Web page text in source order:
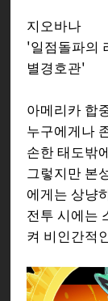
지오바나
'일점돌파의
별경호관'
아메리카 합
누구에게나
손한 태도밖
그렇지만 본
에게는 상냥
전투 시에는
켜 비인간적